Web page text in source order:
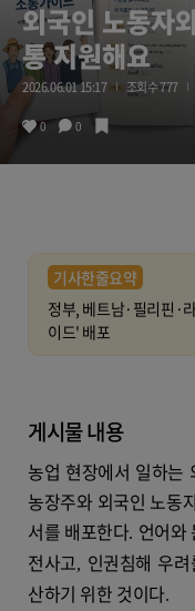
외국인 노동자
통 지원해요
2026.06.01 15:17 조회수 777
0 0
기사한줄요약
정부, 베트남·필리핀·
이드' 배포
게시물 내용
농업 현장에서 일하는
농장주와 외국인 노동
서를 배포한다. 언어와
전사고, 인권침해 우
산하기 위한 것이다.